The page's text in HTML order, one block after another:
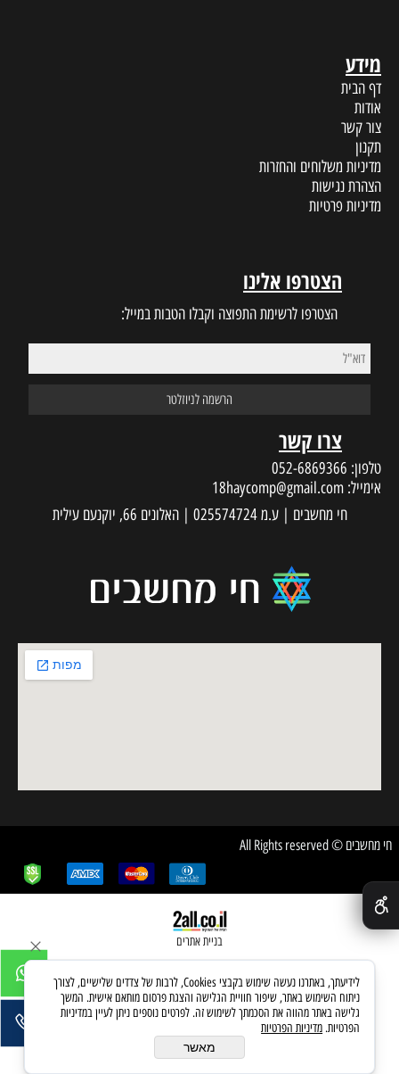
מידע
דף הבית
אודות
צור קשר
תקנון
מדיניות משלוחים והחזרות
הצהרת נגישות
מדיניות פרטיות
הצטרפו אלינו
הצטרפו לרשימת התפוצה וקבלו הטבות במייל:
צרו קשר
טלפון: 052-6869366
אימייל: 18haycomp@gmail.com
חי מחשבים | ע.מ 025574724 | האלונים 66, יוקנעם עילית
חי מחשבים © All Rights reserved
בניית אתרים
לידיעתך, באתרנו נעשה שימוש בקבצי Cookies, לרבות של צדדים שלישיים, לצורך
ניתוח השימוש באתר, שיפור חוויית הגלישה והצגת פרסום מותאם אישית. המשך
גלישה באתר מהווה את הסכמתך לשימוש זה. לפרטים נוספים ניתן לעיין במדיניות
הפרטיות. מדיניות הפרטיות
מאשר